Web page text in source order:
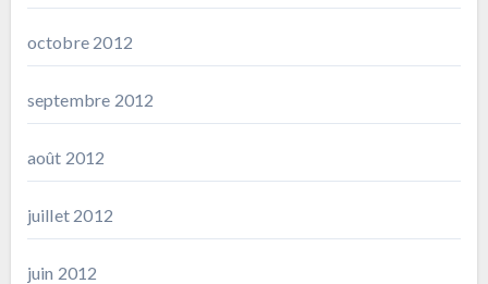
octobre 2012
septembre 2012
août 2012
juillet 2012
juin 2012